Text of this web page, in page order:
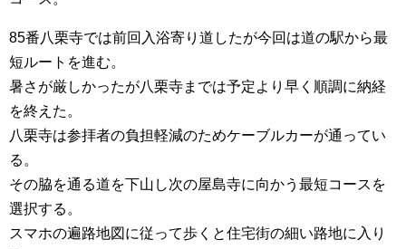
85番八栗寺では前回入浴寄り道したが今回は道の駅から最
短ルートを進む。
暑さが厳しかったが八栗寺までは予定より早く順調に納経
を終えた。
八栗寺は参拝者の負担軽減のためケーブルカーが通ってい
る。
その脇を通る道を下山し次の屋島寺に向かう最短コースを
選択する。
スマホの遍路地図に従って歩くと住宅街の細い路地に入り